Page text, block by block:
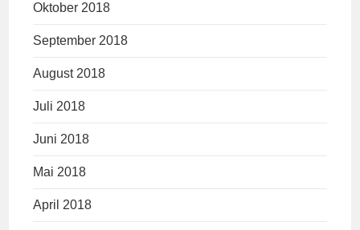
Oktober 2018
September 2018
August 2018
Juli 2018
Juni 2018
Mai 2018
April 2018